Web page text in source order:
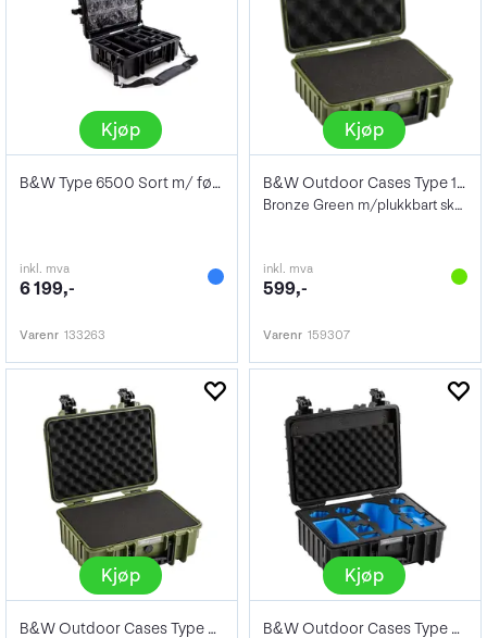
Kjøp
B&W Type 6500 Sort m/ førstehjelpsskrin
inkl. mva
6 199,-
Varenr 133263
Kjøp
B&W Outdoor Cases Type 1000 w/foam
Bronze Green m/plukkbart skuminnlegg
inkl. mva
599,-
Varenr 159307
Kjøp
B&W Outdoor Cases Type 4000
Kjøp
B&W Outdoor Cases Type 5000